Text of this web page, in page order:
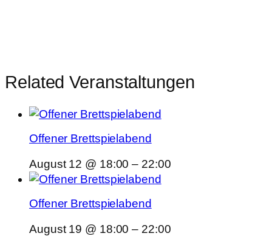
Related Veranstaltungen
Offener Brettspielabend
August 12 @ 18:00 – 22:00
Offener Brettspielabend
August 19 @ 18:00 – 22:00